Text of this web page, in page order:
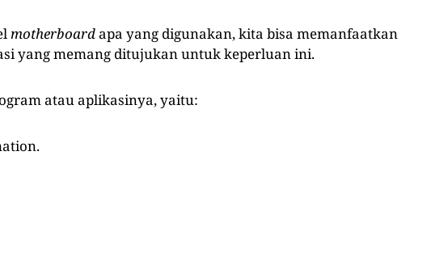
motherboardapa yang digunakan, kita bisa memanfaatkan
yang memang ditujukan untuk keperluan ini.
atau aplikasinya, yaitu: